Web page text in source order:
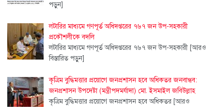
পড়ুন]
লটারির মাধ্যমে গণপূর্ত অধিদপ্তরের ৭৬৭ জন উপ-সহকারী
প্রকৌশলীকে বদলি
লটারির মাধ্যমে গণপূর্ত অধিদপ্তরের ৭৬৭ জন উপ-সহকারী [আরও
বিস্তারিত পড়ুন]
কৃত্রিম বুদ্ধিমত্তার প্রয়োগে জনপ্রশাসন হবে অধিকতর জনবান্ধব:
জনপ্রশাসন উপদেষ্টা (মন্ত্রীপদমর্যাদা) মো. ইসমাইল জবিউল্লাহ
কৃত্রিম বুদ্ধিমত্তার প্রয়োগে জনপ্রশাসন হবে অধিকতর [আরও